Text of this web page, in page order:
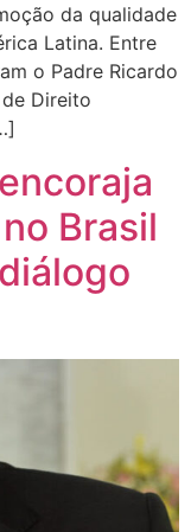
da qualidade
Latina. Entre
o Padre Ricardo
Direito
Brasil